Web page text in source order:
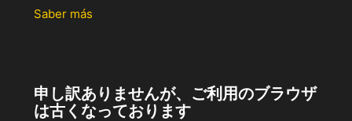
Saber más
申し訳ありませんが、ご利用のブラウザ
は古くなっております